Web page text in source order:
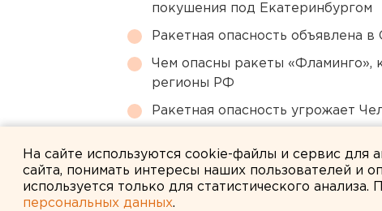
покушения под Екатеринбургом
Ракетная опасность объявлена
Чем опасны ракеты «Фламинго»,
регионы РФ
Ракетная опасность угрожает
На сайте используются cookie-файлы и сервис для
сайта, понимать интересы наших пользователей и
используется только для статистического
персональных данных.